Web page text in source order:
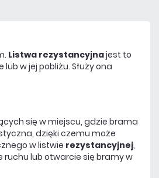
Listwa rezystancyjnajest to
w jej pobliżu. Służy ona
się w miejscu, gdzie brama
dzięki czemu może
w listwie rezystancyjnej,
lub otwarcie się bramy w